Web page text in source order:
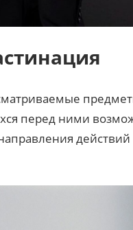
перед ними
действий